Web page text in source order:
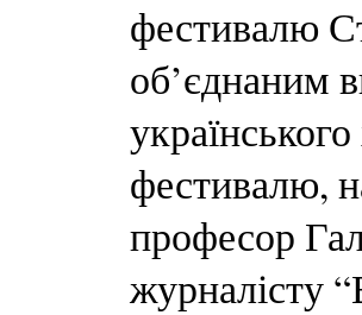
фестивалю
об’єднаним
фестивалю,
професор
журналісту